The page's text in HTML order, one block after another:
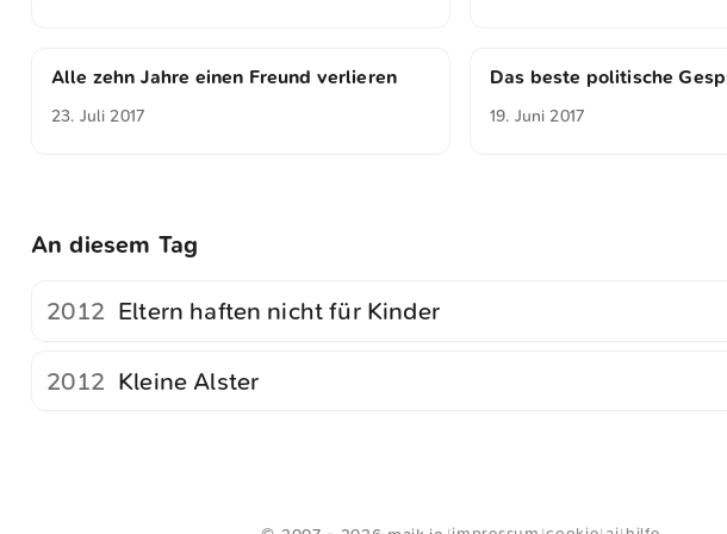
Alle zehn Jahre einen Freund verlieren
23. Juli 2017
Das beste politische
19. Juni 2017
An diesem Tag
2012 Eltern haften nicht für Kinder
2012 Kleine Alster